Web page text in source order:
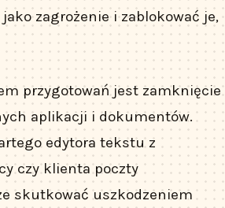
zagrożenie i zablokować je,
przygotowań jest zamknięcie
aplikacji i dokumentów.
edytora tekstu z
czy klienta poczty
skutkować uszkodzeniem